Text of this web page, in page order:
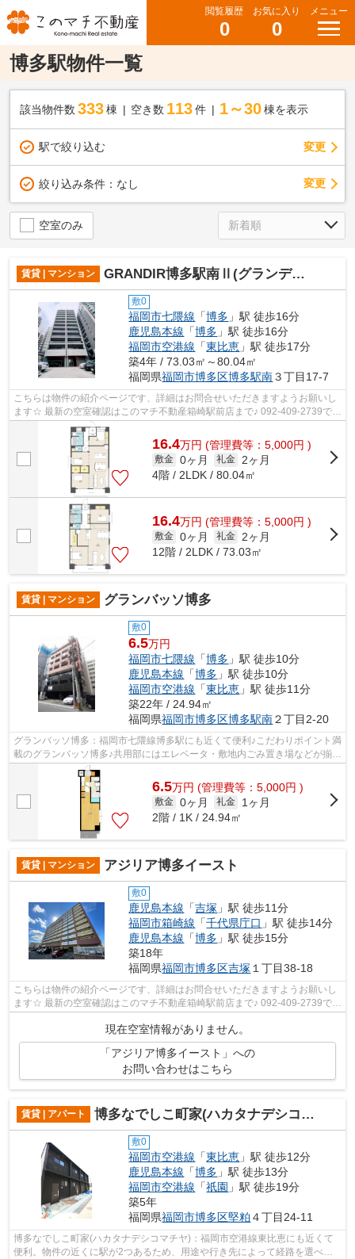
閲覧履歴
0
お気に入り
0
メニュー
博多駅物件一覧
該当物件数 333棟 空き数 113 件 1～30 棟を表示
駅で絞り込む 変更
絞り込み条件： なし 変更
空室のみ
賃貸 | マンション GRANDIR博多駅南Ⅱ(グランディールハカタエキミナミ2)
敷0
福岡市七隈線 「博多 」駅 徒歩16分
鹿児島本線 「博多 」駅 徒歩16分
福岡市空港線 「東比恵 」駅 徒歩17分
築4年 / 73.03㎡～80.04㎡
福岡県福岡市博多区博多駅南３丁目17-7
こちらは物件の紹介ページです、詳細はお問合せいただきますようお願いし
ます☆ 最新の空室確認はこのマチ不動産箱崎駅前店まで♪ 092-409-2739で
す！迅速に対応致します！！！！！♪
16.4万円 (管理費等：5,000円 )
敷金 0ヶ月 礼金
2ヶ月
4階 / 2LDK / 80.04㎡
16.4万円 (管理費等：5,000円 )
敷金 0ヶ月 礼金
2ヶ月
12階 / 2LDK / 73.03㎡
賃貸 | マンション グランバッソ博多
敷0
6.5万円
福岡市七隈線 「博多 」駅 徒歩10分
鹿児島本線 「博多 」駅 徒歩10分
福岡市空港線 「東比恵 」駅 徒歩11分
築22年 / 24.94㎡
福岡県福岡市博多区博多駅南２丁目2-20
グランバッソ博多：福岡市七隈線博多駅にも近くて便利♪こだわりポイント満
載のグランバッソ博多♪共用部にはエレベータ・敷地内ごみ置き場などが揃っ
ており、とても充実しています♪2駅...
6.5万円 (管理費等：5,000円 )
敷金 0ヶ月 礼金
1ヶ月
2階 / 1K / 24.94㎡
賃貸 | マンション アジリア博多イースト
敷0
鹿児島本線 「吉塚 」駅 徒歩11分
福岡市箱崎線 「千代県庁口 」駅 徒歩14分
鹿児島本線 「博多 」駅 徒歩15分
築18年
福岡県福岡市博多区吉塚 １丁目38-18
こちらは物件の紹介ページです、詳細はお問合せいただきますようお願いし
ます☆ 最新の空室確認はこのマチ不動産箱崎駅前店まで♪ 092-409-2739で
す！迅速に対応致します！！！！！♪
現在空室情報がありません。
「アジリア博多イースト」への
お問い合わせはこちら
賃貸 | アパート 博多なでしこ町家(ハカタナデシコマチヤ)
敷0
福岡市空港線 「東比恵 」駅 徒歩12分
鹿児島本線 「博多 」駅 徒歩13分
福岡市空港線 「祇園 」駅 徒歩19分
築5年
福岡県福岡市博多区堅粕 ４丁目24-11
博多なでしこ町家(ハカタナデシコマチヤ)：福岡市空港線東比恵にも近くて
便利。物件の近くに駅が2つあるため、用途や行き先によって経路を選べま